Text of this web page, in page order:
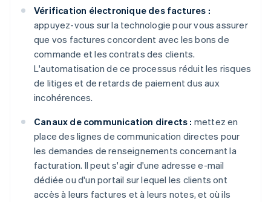
Vérification électronique des factures :
appuyez-vous sur la technologie pour vous assurer
que vos factures concordent avec les bons de
commande et les contrats des clients.
L'automatisation de ce processus réduit les risques
de litiges et de retards de paiement dus aux
incohérences.
Canaux de communication directs : mettez en
place des lignes de communication directes pour
les demandes de renseignements concernant la
facturation. Il peut s'agir d'une adresse e-mail
dédiée ou d'un portail sur lequel les clients ont
accès à leurs factures et à leurs notes, et où ils